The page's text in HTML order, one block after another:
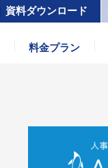
資料ダウンロード
料金プラン